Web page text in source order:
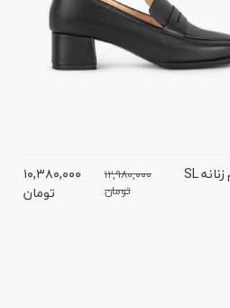
کفش چرم زنانه SL
۱۲,۹۸۰,۰۰۰
تومان
۱۰,۳۸۰,۰۰۰
تومان